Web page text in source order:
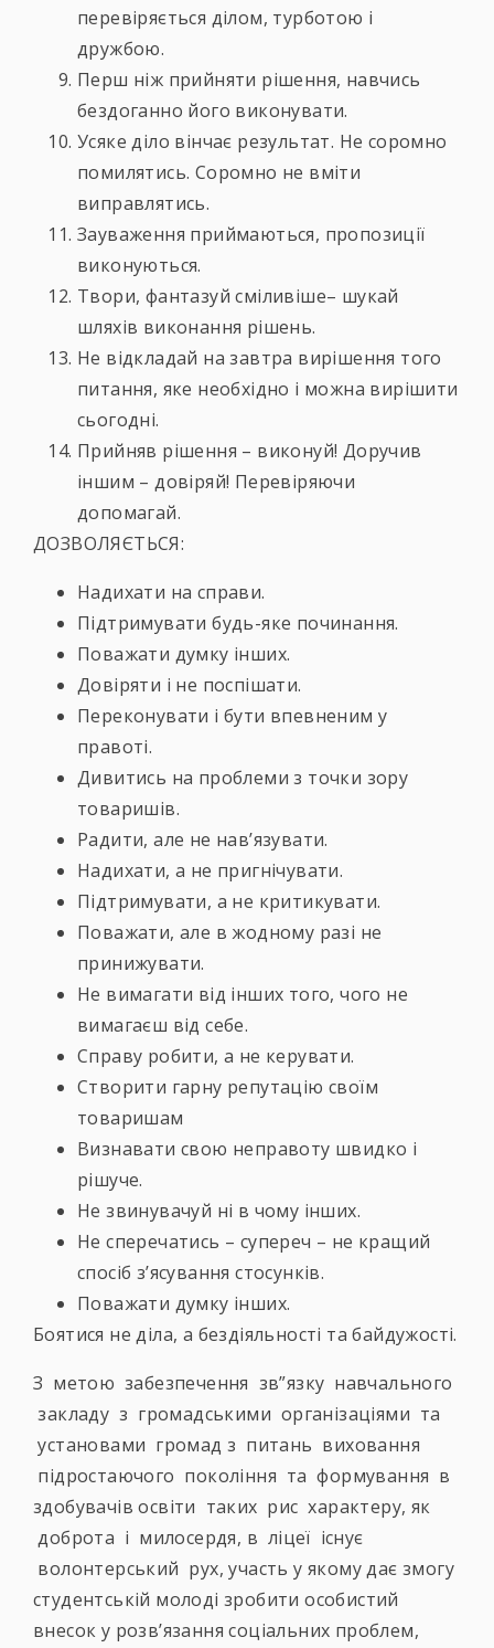
перевіряється ділом, турботою і
дружбою.
Перш ніж прийняти рішення, навчись
бездоганно його виконувати.
Усяке діло вінчає результат. Не соромно
помилятись. Соромно не вміти
виправлятись.
Зауваження приймаються, пропозиції
виконуються.
Твори, фантазуй сміливіше– шукай
шляхів виконання рішень.
Не відкладай на завтра вирішення того
питання, яке необхідно і можна вирішити
сьогодні.
Прийняв рішення – виконуй! Доручив
іншим – довіряй! Перевіряючи
допомагай.
ДОЗВОЛЯЄТЬСЯ:
Надихати на справи.
Підтримувати будь-яке починання.
Поважати думку інших.
Довіряти і не поспішати.
Переконувати і бути впевненим у
правоті.
Дивитись на проблеми з точки зору
товаришів.
Радити, але не нав’язувати.
Надихати, а не пригнічувати.
Підтримувати, а не критикувати.
Поважати, але в жодному разі не
принижувати.
Не вимагати від інших того, чого не
вимагаєш від себе.
Справу робити, а не керувати.
Створити гарну репутацію своїм
товаришам
Визнавати свою неправоту швидко і
рішуче.
Не звинувачуй ні в чому інших.
Не сперечатись – супереч – не кращий
спосіб з’ясування стосунків.
Поважати думку інших.
Боятися не діла, а бездіяльності та байдужості.
З метою забезпечення зв”язку навчального
закладу з громадськими організаціями та
установами громад з питань виховання
підростаючого покоління та формування в
здобувачів освіти таких рис характеру, як
доброта і милосердя, в ліцеї існує
волонтерський рух, участь у якому дає змогу
студентській молоді зробити особистий
внесок у розв’язання соціальних проблем,